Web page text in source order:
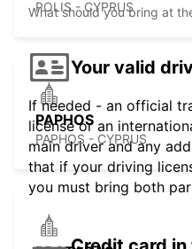
POLIS - CYPRUS
PAPHOS
PAPHOS - CYPRUS
What should you bring at
Your valid
If needed - an official
license or an
main driver and any
that if your driving
you must bring both